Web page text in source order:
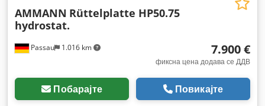
Passau 1.016 km
AMMANN Rüttelplatte HP50.75
hydrostat.
7.900 €
фиксна цена додава се ДДВ
Побарајте Повикајте